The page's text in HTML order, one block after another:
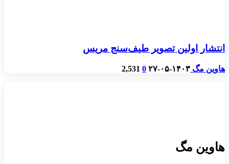
انتشار اولین تصویر طیف‌سنج مریس
هاوین مگ ۱۴۰۳-۰۵-۲۷ 0
2,531
هاوین مگ